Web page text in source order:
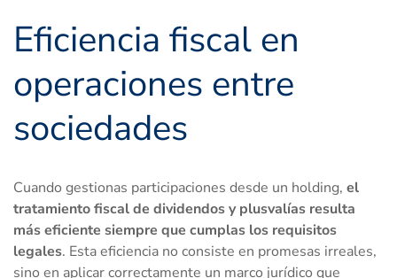
Eficiencia fiscal en
operaciones entre
sociedades
Cuando gestionas participaciones desde un holding, el
tratamiento fiscal de dividendos y plusvalías resulta
más eficiente siempre que cumplas los requisitos
legales. Esta eficiencia no consiste en promesas irreales,
sino en aplicar correctamente un marco jurídico que